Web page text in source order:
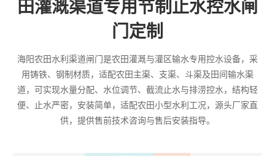
田灌溉渠道专用节制止水控水闸
门定制
海阳农田水利渠道闸门是农田灌溉与灌区输水专用控水设备，采
用铸铁、钢制材质，适配农田主渠、支渠、斗渠及田间输水渠
道，可实现水量分配、水位调节、截流止水与排涝控水，结构轻
便、止水严密，安装简单，适配农田小型水利工况，源头厂家直
供，提供售前技术咨询与售后安装指导。